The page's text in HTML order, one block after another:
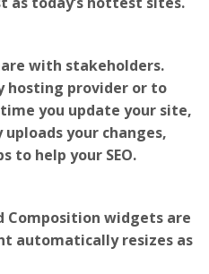
with stakeholders.
provider or to
you update your site,
your changes,
to help your SEO.
Composition widgets are
automatically resizes as